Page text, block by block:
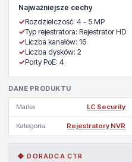
Najważniejsze cechy
✓Rozdzielczość: 4 - 5 MP
✓Typ rejestratora: Rejestrator HD
✓Liczba kanałów: 16
✓Liczba dysków: 2
✓Porty PoE: 4
DANE PRODUKTU
Marka LC Security
Kategoria Rejestratory NVR
◆ DORADCA CTR